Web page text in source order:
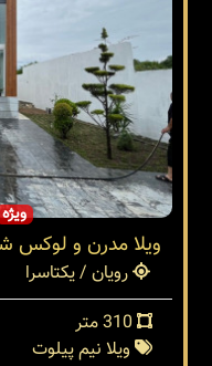
ویژه
ویلا مدرن و لوکس
رویان / یکتاسرا
ویلا نیم پیلوت